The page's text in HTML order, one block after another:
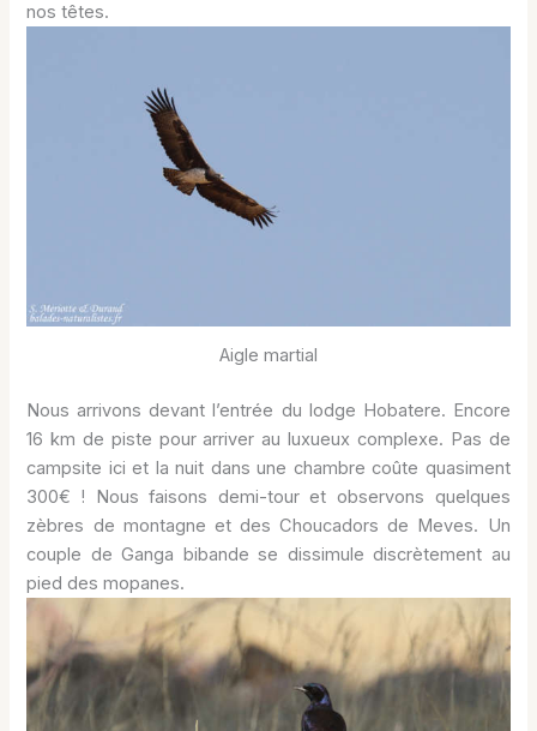
nos têtes.
Aigle martial
Nous arrivons devant l’entrée du lodge Hobatere. Encore
16 km de piste pour arriver au luxueux complexe. Pas de
campsite ici et la nuit dans une chambre coûte quasiment
300€ ! Nous faisons demi-tour et observons quelques
zèbres de montagne et des Choucadors de Meves. Un
couple de Ganga bibande se dissimule discrètement au
pied des mopanes.